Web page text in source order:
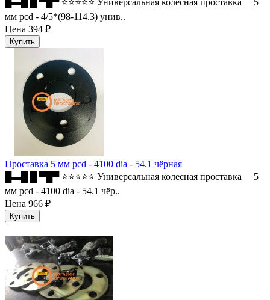
█▬█ █ ▀█▀ ⭐⭐⭐⭐⭐ Универсальная колесная проставка 5
мм pcd - 4/5*(98-114.3) унив..
Цена 394 ₽
Проставка 5 мм pcd - 4100 dia - 54.1 чёрная
█▬█ █ ▀█▀ ⭐⭐⭐⭐⭐ Универсальная колесная проставка 5
мм pcd - 4100 dia - 54.1 чёр..
Цена 966 ₽